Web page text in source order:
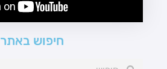
חיפוש באתר